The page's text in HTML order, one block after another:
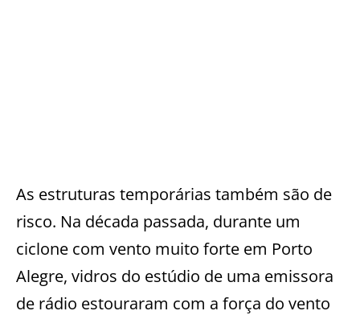
As estruturas temporárias também são de
risco. Na década passada, durante um
ciclone com vento muito forte em Porto
Alegre, vidros do estúdio de uma emissora
de rádio estouraram com a força do vento